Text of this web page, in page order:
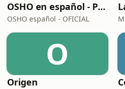
OSHO en español - Podcast
OSHO español - OFICIAL
O
Origen